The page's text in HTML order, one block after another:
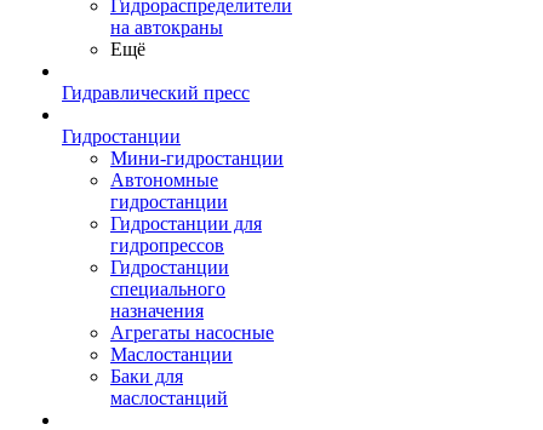
Гидрораспределители
на автокраны
Ещё
Гидравлический пресс
Гидростанции
Мини-гидростанции
Автономные
гидростанции
Гидростанции для
гидропрессов
Гидростанции
специального
назначения
Агрегаты насосные
Маслостанции
Баки для
маслостанций